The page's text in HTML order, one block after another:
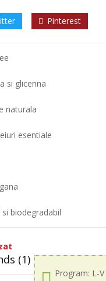
Pinterest
si glicerina
naturala
esentiale
biodegradabil
Program: L-
(1)